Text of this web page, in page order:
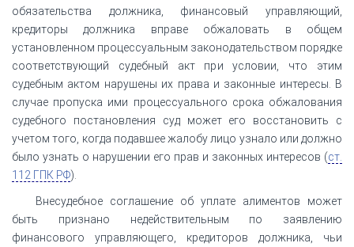
обязательства должника, финансовый управляющий,
кредиторы должника вправе обжаловать в общем
установленном процессуальным законодательством порядке
соответствующий судебный акт при условии, что этим
судебным актом нарушены их права и законные интересы. В
случае пропуска ими процессуального срока обжалования
судебного постановления суд может его восстановить с
учетом того, когда подавшее жалобу лицо узнало или должно
было узнать о нарушении его прав и законных интересов (ст.
112 ГПК РФ).
Внесудебное соглашение об уплате алиментов может
быть признано недействительным по заявлению
финансового управляющего, кредиторов должника, чьи